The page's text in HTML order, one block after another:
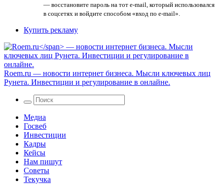
— восстановите пароль на тот e-mail, который использовался
в соцсетях и войдите способом «вход по e-mail».
Купить рекламу
Roem.ru — новости интернет бизнеса. Мысли ключевых лиц
Рунета. Инвестиции и регулирование в онлайне.
Медиа
Госвеб
Инвестиции
Кадры
Кейсы
Нам пишут
Советы
Текучка